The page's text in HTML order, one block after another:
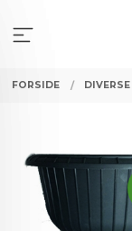
innholdet
FORSIDE DIVERSE